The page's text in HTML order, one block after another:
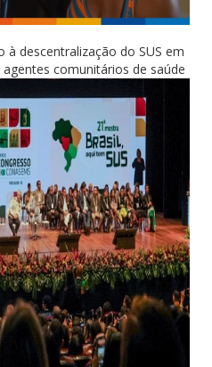
à descentralização do SUS em
comunitários de saúde